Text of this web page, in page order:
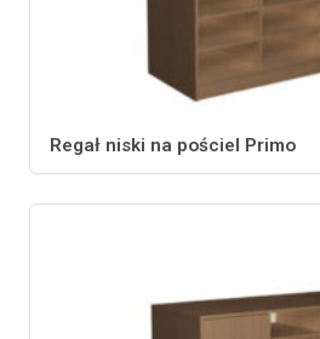
Regał niski na pościel Primo